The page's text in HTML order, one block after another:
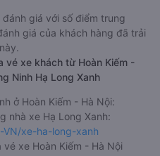
giá với số điểm trung
giá của khách hàng đã trải
vé xe khách từ Hoàn Kiếm -
Ninh Hạ Long Xanh
ở Hoàn Kiếm - Hà Nội:
nhà xe Hạ Long Xanh:
xe-ha-long-xanh
xe Hoàn Kiếm - Hà Nội